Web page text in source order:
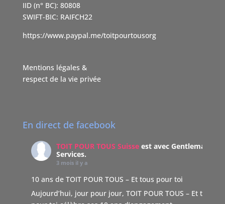
IID (n° BC): 80808
SWIFT-BIC: RAIFCH22
https://www.paypal.me/toitpourtousorg
Mentions légales &
respect de la vie privée
En direct de facebook
TOIT POUR TOUS Suisse est avec Gentleman
Services.
3 mois il y a
10 ans de TOIT POUR TOUS – Et tous pour toi
Aujourd’hui, jour pour jour, TOIT POUR TOUS – Et tous